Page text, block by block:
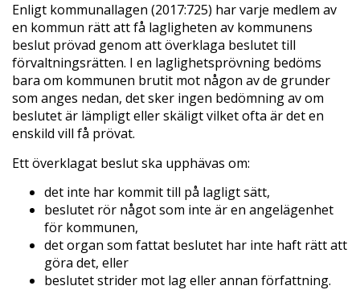
Enligt kommunallagen (2017:725) har varje medlem av
en kommun rätt att få lagligheten av kommunens
beslut prövad genom att överklaga beslutet till
förvaltningsrätten. I en laglighetsprövning bedöms
bara om kommunen brutit mot någon av de grunder
som anges nedan, det sker ingen bedömning av om
beslutet är lämpligt eller skäligt vilket ofta är det en
enskild vill få prövat.
Ett överklagat beslut ska upphävas om:
det inte har kommit till på lagligt sätt,
beslutet rör något som inte är en angelägenhet
för kommunen,
det organ som fattat beslutet har inte haft rätt att
göra det, eller
beslutet strider mot lag eller annan författning.